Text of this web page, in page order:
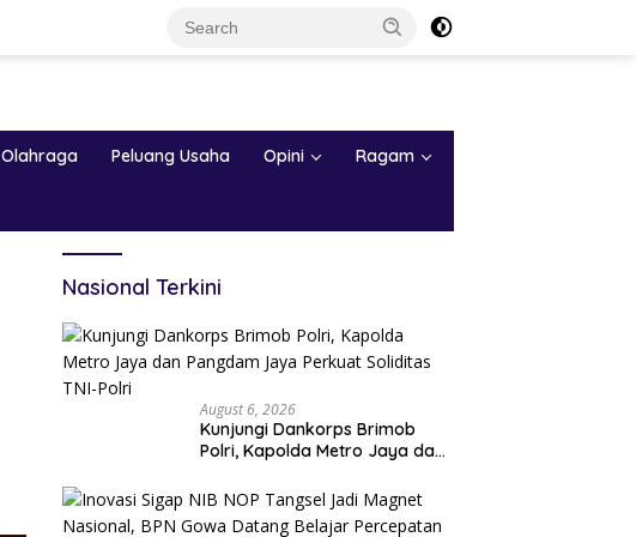
Olahraga Peluang Usaha Opini Ragam
Nasional Terkini
August 6, 2026
Kunjungi Dankorps Brimob
Polri, Kapolda Metro Jaya dan
Soliditas TNI-Polri